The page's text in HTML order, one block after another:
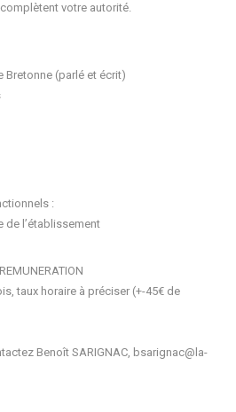
votre autorité.
Bretonne (parlé et écrit)
:
l’établissement
taux horaire à préciser (+-45€ de
Benoît SARIGNAC, bsarignac@la-